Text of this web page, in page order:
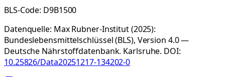
BLS-Code: D9B1500
Datenquelle: Max Rubner-Institut (2025):
Bundeslebensmittelschlüssel (BLS), Version 4.0 —
Deutsche Nährstoffdatenbank. Karlsruhe. DOI:
10.25826/Data20251217-134202-0